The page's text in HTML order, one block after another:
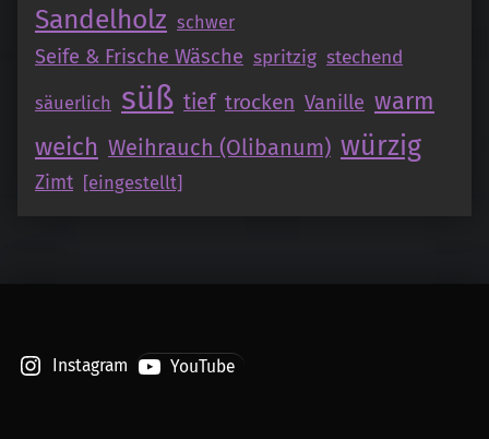
Sandelholz schwer
Seife & Frische Wäsche spritzig stechend
säuerlich süß tief trocken Vanille warm
weich Weihrauch (Olibanum) würzig
Zimt [eingestellt]
Instagram YouTube